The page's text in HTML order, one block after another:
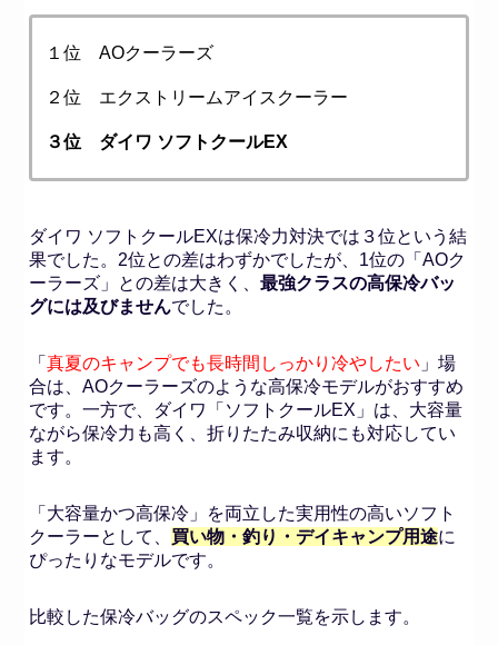
１位 AOクーラーズ
２位 エクストリームアイスクーラー
３位 ダイワ ソフトクールEX
ダイワ ソフトクールEXは保冷力対決では３位という結
果でした。2位との差はわずかでしたが、1位の「AOク
ーラーズ」との差は大きく、 最強クラスの高保冷バッ
グには及びませんでした。
「 真夏のキャンプでも長時間しっかり冷やしたい 」場
合は、AOクーラーズのような高保冷モデルがおすすめ
です。一方で、ダイワ「ソフトクールEX」は、大容量
ながら保冷力も高く、折りたたみ収納にも対応してい
ます。
「大容量かつ高保冷」を両立した実用性の高いソフト
クーラーとして、 買い物・釣り・デイキャンプ用途に
ぴったりなモデルです。
比較した保冷バッグのスペック一覧を示します。